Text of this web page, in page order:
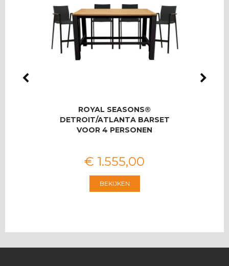
ROYAL SEASONS®
DETROIT/ATLANTA BARSET
VOOR 4 PERSONEN
€ 1.555,00
BEKIJKEN